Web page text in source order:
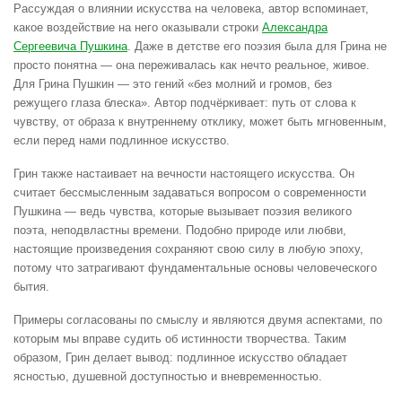
Рассуждая о влиянии искусства на человека, автор вспоминает,
какое воздействие на него оказывали строки Александра
Сергеевича Пушкина . Даже в детстве его поэзия была для Грина не
просто понятна — она переживалась как нечто реальное, живое.
Для Грина Пушкин — это гений «без молний и громов, без
режущего глаза блеска». Автор подчёркивает: путь от слова к
чувству, от образа к внутреннему отклику, может быть мгновенным,
если перед нами подлинное искусство.
Грин также настаивает на вечности настоящего искусства. Он
считает бессмысленным задаваться вопросом о современности
Пушкина — ведь чувства, которые вызывает поэзия великого
поэта, неподвластны времени. Подобно природе или любви,
настоящие произведения сохраняют свою силу в любую эпоху,
потому что затрагивают фундаментальные основы человеческого
бытия.
Примеры согласованы по смыслу и являются двумя аспектами, по
которым мы вправе судить об истинности творчества. Таким
образом, Грин делает вывод: подлинное искусство обладает
ясностью, душевной доступностью и вневременностью.